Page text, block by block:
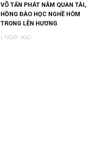
VÕ TẤN PHÁT NẰM QUAN TÀI,
HỒNG ĐÀO HỌC NGHỀ HÒM
TRONG LÊN HƯƠNG
1 NGÀY AGO